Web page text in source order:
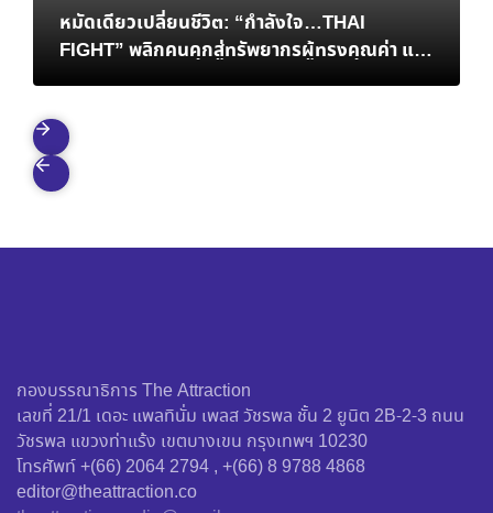
หมัดเดียวเปลี่ยนชีวิต: “กำลังใจ…THAI
FIGHT” พลิกคนคุกสู่ทรัพยากรผู้ทรงคุณค่า และ
การเยียวยาสังคมที่ยั่งยืน
กองบรรณาธิการ The Attraction
เลขที่ 21/1 เดอะ แพลทินั่ม เพลส วัชรพล ชั้น 2 ยูนิต 2B-2-3 ถนน
วัชรพล แขวงท่าแร้ง เขตบางเขน กรุงเทพฯ 10230
โทรศัพท์ +(66) 2064 2794 , +(66) 8 9788 4868
editor@theattraction.co